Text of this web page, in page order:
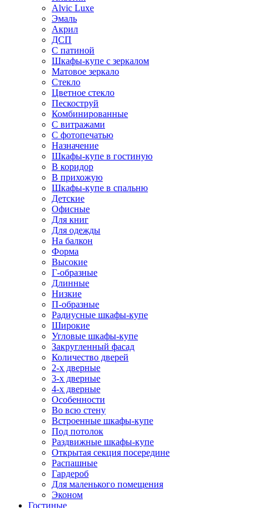
Alvic Luxe
Эмаль
Акрил
ДСП
С патиной
Шкафы-купе с зеркалом
Матовое зеркало
Стекло
Цветное стекло
Пескоструй
Комбинированные
С витражами
С фотопечатью
Назначение
Шкафы-купе в гостиную
В коридор
В прихожую
Шкафы-купе в спальню
Детские
Офисные
Для книг
Для одежды
На балкон
Форма
Высокие
Г-образные
Длинные
Низкие
П-образные
Радиусные шкафы-купе
Широкие
Угловые шкафы-купе
Закругленный фасад
Количество дверей
2-х дверные
3-х дверные
4-х дверные
Особенности
Во всю стену
Встроенные шкафы-купе
Под потолок
Раздвижные шкафы-купе
Открытая секция посередине
Распашные
Гардероб
Для маленького помещения
Эконом
Гостиные